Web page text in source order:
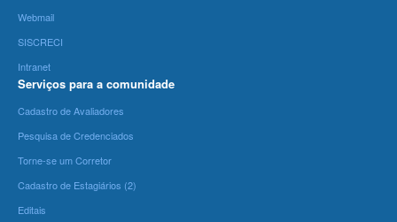
Webmail
SISCRECI
Intranet
Serviços para a comunidade
Cadastro de Avaliadores
Pesquisa de Credenciados
Torne-se um Corretor
Cadastro de Estagiários (2)
Editais